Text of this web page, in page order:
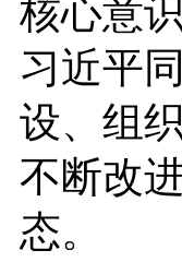
核心意
习近平
设、组
不断改
态。